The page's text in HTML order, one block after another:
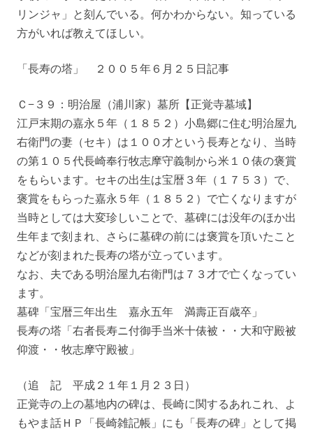
リンジャ」と刻んでいる。何かわからない。知っている
方がいれば教えてほしい。
「長寿の塔」 ２００５年６月２５日記事
Ｃ−３９：明治屋（浦川家）墓所【正覚寺墓域】
江戸末期の嘉永５年（１８５２）小島郷に住む明治屋九
右衛門の妻（セキ）は１００才という長寿となり、当時
の第１０５代長崎奉行牧志摩守義制から米１０俵の褒賞
をもらいます。セキの出生は宝暦３年（１７５３）で、
褒賞をもらった嘉永５年（１８５２）で亡くなりますが
当時としては大変珍しいことで、墓碑には没年のほか出
生年まで刻まれ、さらに墓碑の前には褒賞を頂いたこと
などが刻まれた長寿の塔が立っています。
なお、夫である明治屋九右衛門は７３才で亡くなってい
ます。
墓碑「宝暦三年出生 嘉永五年 満壽正百歳卒」
長寿の塔「右者長寿ニ付御手当米十俵被・・大和守殿被
仰渡・・牧志摩守殿被」
（追 記 平成２１年１月２３日）
正覚寺の上の墓地内の碑は、長崎に関するあれこれ、よ
もやま話ＨＰ「長崎雑記帳」にも「長寿の碑」として掲